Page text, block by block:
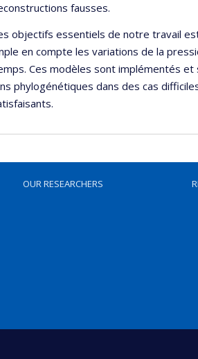
fausses.
objectifs essentiels de notre travail
en compte les variations de la
Ces modèles sont implémentés
phylogénétiques dans des cas
OUR RESEARCHERS